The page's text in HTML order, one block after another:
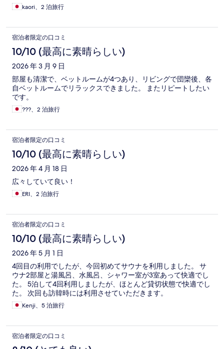
kaori、2 泊旅行
宿泊者限定の口コミ
10/10 (最高に素晴らしい)
2026 年 3 月 9 日
部屋も清潔で、ベットルームが4つあり、リビングで団欒後、各
自ベットルームでリラックスできました。 またリピートしたい
です。
???、2 泊旅行
宿泊者限定の口コミ
10/10 (最高に素晴らしい)
2026 年 4 月 18 日
広々していて良い！
ERI、2 泊旅行
宿泊者限定の口コミ
10/10 (最高に素晴らしい)
2026 年 5 月 1 日
4回目の利用でしたが、今回初めてサウナを利用しました。 サ
ウナ2部屋と湯風呂、水風呂、シャワー室が3室あって快適でし
た。 5泊して4回利用しましたが、ほとんど貸切状態で快適でし
た。 次回も訪韓時には利用させていただきます。
Kenji、5 泊旅行
宿泊者限定の口コミ